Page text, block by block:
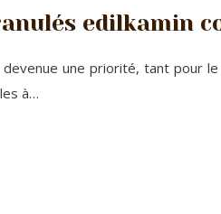
edilkamin
une priorité, tant pour
à…